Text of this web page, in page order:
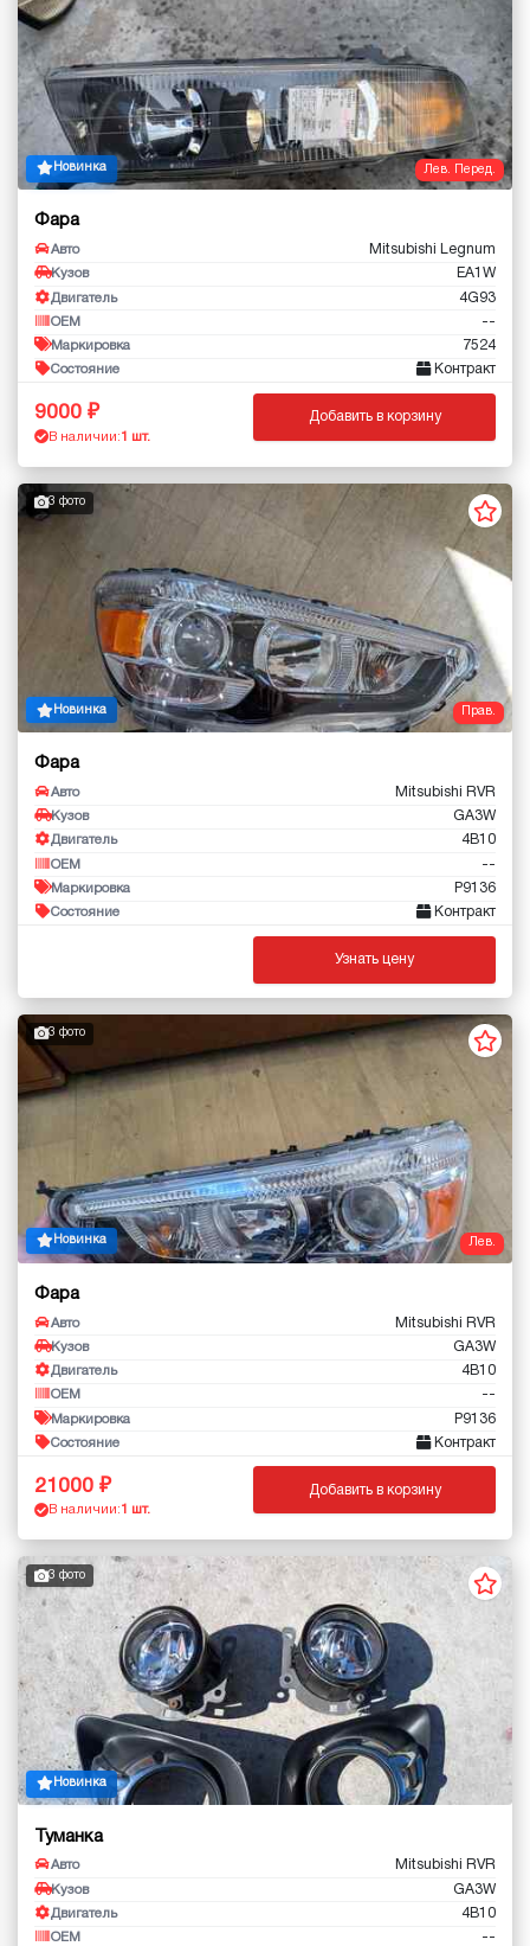
Лев. Перед.
Новинка
Фара
Авто Mitsubishi Legnum
Кузов EA1W
Двигатель 4G93
OEM --
Маркировка 7524
Состояние Контракт
9000
В наличии: 1 шт.
Добавить в корзину
Прав.
3 фото
Новинка
Фара
Авто Mitsubishi RVR
Кузов GA3W
Двигатель 4B10
OEM --
Маркировка P9136
Состояние Контракт
Узнать цену
Лев.
3 фото
Новинка
Фара
Авто Mitsubishi RVR
Кузов GA3W
Двигатель 4B10
OEM --
Маркировка P9136
Состояние Контракт
21000
В наличии: 1 шт.
Добавить в корзину
3 фото
Новинка
Туманка
Авто Mitsubishi RVR
Кузов GA3W
Двигатель 4B10
OEM --